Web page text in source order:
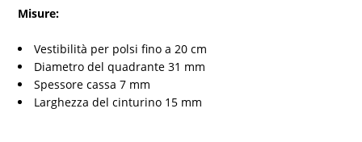
Misure:
Vestibilità per polsi fino a 20 cm
Diametro del quadrante 31 mm
Spessore cassa 7 mm
Larghezza del cinturino 15 mm